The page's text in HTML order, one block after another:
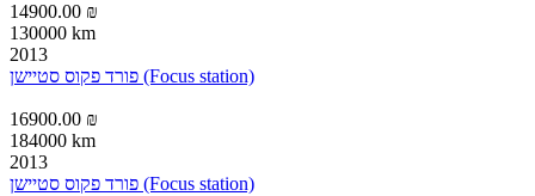
14900.00 ₪
130000 km
2013
פורד פקוס סטיישן (Focus station)
16900.00 ₪
184000 km
2013
פורד פקוס סטיישן (Focus station)